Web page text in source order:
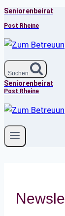
Zum
Inhalt
springen
Seniorenbeirat
Post Rheine
Suchen
Seniorenbeirat
Post Rheine